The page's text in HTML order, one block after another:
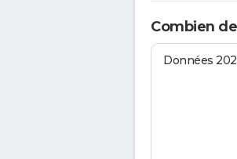
Combien
Données